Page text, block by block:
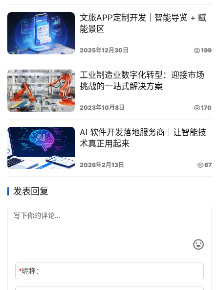
文旅APP定制开发｜智能导览 + 赋
能景区
2025年12月30日 199
工业制造业数字化转型：迎接市场
挑战的一站式解决方案
2023年10月8日 170
AI 软件开发落地服务商｜让智能技
术真正用起来
2026年2月13日 67
发表回复
*昵称：